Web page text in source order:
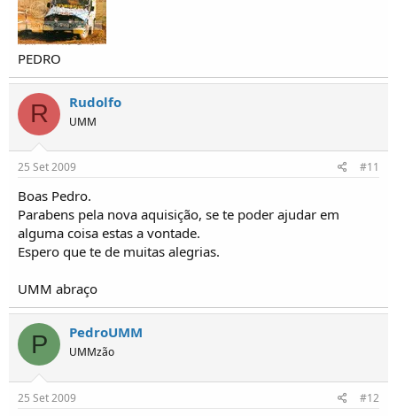
PEDRO
R Rudolfo
UMM
25 Set 2009 #11
Boas Pedro.
Parabens pela nova aquisição, se te poder ajudar em
alguma coisa estas a vontade.
Espero que te de muitas alegrias.
UMM abraço
P PedroUMM
UMMzão
25 Set 2009 #12